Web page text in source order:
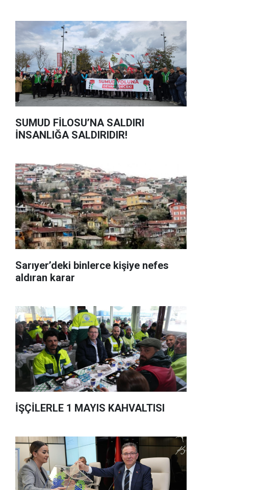
SUMUD FİLOSU’NA SALDIRI
İNSANLIĞA SALDIRIDIR!
Sarıyer’deki binlerce kişiye nefes
aldıran karar
İŞÇİLERLE 1 MAYIS KAHVALTISI